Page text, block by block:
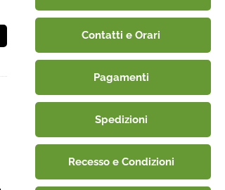
Contatti e Orari
Pagamenti
Spedizioni
Recesso e Condizioni